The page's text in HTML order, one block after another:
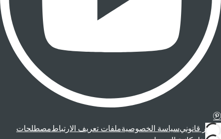
إشعار قانونيسياسة الخصوصيةملفات تعريف الارتباطمصطلحات